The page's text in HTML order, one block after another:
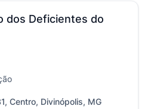
dos Deficientes do
Centro, Divinópolis, MG